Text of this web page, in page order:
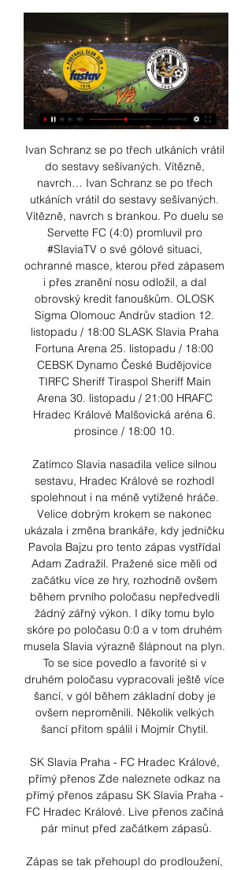
Ivan Schranz se po třech utkáních vrátil
do sestavy sešívaných. Vítězně,
navrch… Ivan Schranz se po třech
utkáních vrátil do sestavy sešívaných.
Vítězně, navrch s brankou. Po duelu se
Servette FC (4:0) promluvil pro
#SlaviaTV o své gólové situaci,
ochranné masce, kterou před zápasem
i přes zranění nosu odložil, a dal
obrovský kredit fanouškům. OLOSK
Sigma Olomouc Andrův stadion 12.
listopadu / 18:00 SLASK Slavia Praha
Fortuna Arena 25. listopadu / 18:00
CEBSK Dynamo České Budějovice
TIRFC Sheriff Tiraspol Sheriff Main
Arena 30. listopadu / 21:00 HRAFC
Hradec Králové Malšovická aréna 6.
prosince / 18:00 10.
Zatímco Slavia nasadila velice silnou
sestavu, Hradec Králové se rozhodl
spolehnout i na méně vytížené hráče.
Velice dobrým krokem se nakonec
ukázala i změna brankáře, kdy jedničku
Pavola Bajzu pro tento zápas vystřídal
Adam Zadražil. Pražené sice měli od
začátku více ze hry, rozhodně ovšem
během prvního poločasu nepředvedli
žádný zářný výkon. I díky tomu bylo
skóre po poločasu 0:0 a v tom druhém
musela Slavia výrazně šlápnout na plyn.
To se sice povedlo a favorité si v
druhém poločasu vypracovali ještě více
šancí, v gól během základní doby je
ovšem neproměnili. Několik velkých
šancí přitom spálil i Mojmír Chytil.
SK Slavia Praha - FC Hradec Králové,
přímý přenos Zde naleznete odkaz na
přímý přenos zápasu SK Slavia Praha -
FC Hradec Králové. Live přenos začíná
pár minut před začátkem zápasů.
Zápas se tak přehoupl do prodloužení,